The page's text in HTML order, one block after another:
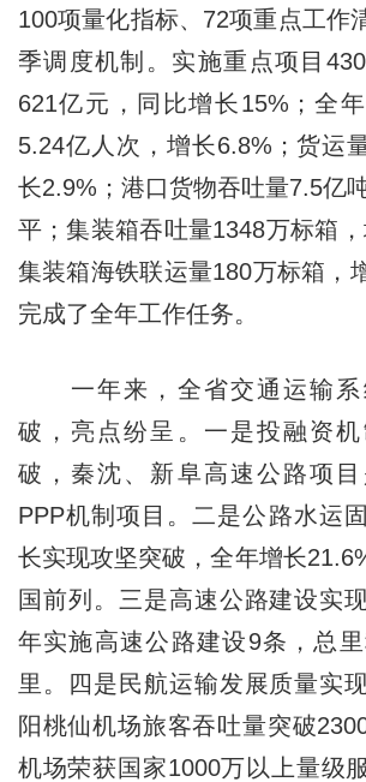
100项量化指标、72项重点工作
季调度机制。实施重点项目
621亿元，同比增长15%；全
5.24亿人次，增长6.8%；货运
长2.9%；港口货物吞吐量7.5亿
平；集装箱吞吐量1348万标箱
集装箱海铁联运量180万标箱，
完成了全年工作任务。
一年来，全省交通运输系
破，亮点纷呈。一是投融资
破，秦沈、新阜高速公路项
PPP机制项目。二是公路水运
长实现攻坚突破，全年增长
国前列。三是高速公路建设实
年实施高速公路建设9条，总
里。四是民航运输发展质量实
阳桃仙机场旅客吞吐量突破
机场荣获国家1000万以上量级